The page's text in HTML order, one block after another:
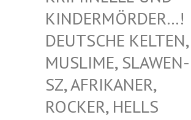
INDERMÖRDER…! D
EUTSCHE KELTEN, M
USLIME, SLAWEN-S
Z, AFRIKANER, R
OCKER, HELLS A